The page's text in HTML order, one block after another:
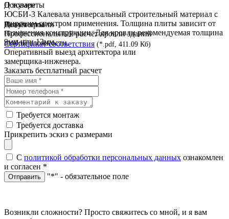
О товаре
ЮСБИ-3 Калевала универсальный строительный материал с
широким спектром применения. Толщина плиты зависит от
назначения конструкции. Для кровли рекомендуемая толщина
9мм или 12мм.
Документы
Документы
Сертификат соответствия (*.pdf, 411.09 Кб)
Расчёт кровли
Профессиональный расчёт кровли зданий
любой сложности.
Оперативный выезд архитектора или
замерщика-инженера.
Заказать бесплатный расчет
Требуется монтаж
Требуется доставка
Прикрепить эскиз с размерами
С политикой обработки персональных данных ознакомлен
и согласен *
Отправить "*" - обязательное поле
Возникли сложности? Просто свяжитесь со мной, и я вам